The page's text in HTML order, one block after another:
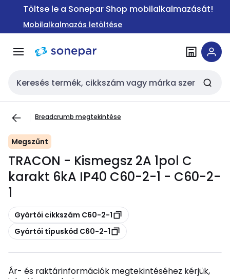
Ugrás a
Ugrás a
tartalomra
Töltse le a Sonepar Shop mobilalkalmazását!
Mobilalkalmazás letöltése
Keresési bemenet
Breadcrumb megtekintése
Megszűnt
TRACON - Kismegsz 2A 1pol C
karakt 6kA IP40 C60-2-1 - C60-2-
1
Másolás
Gyártói cikkszám C60-2-1
Másolás
Gyártói típuskód C60-2-1
Ár- és raktárinformációk megtekintéséhez kérjük,